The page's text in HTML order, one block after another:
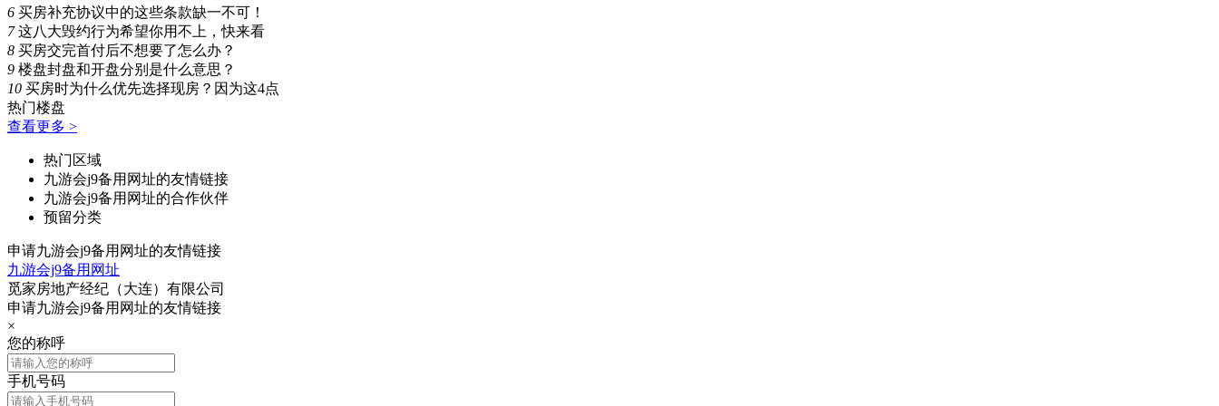
6 买房补充协议中的这些条款缺一不可！
7 这八大毁约行为希望你用不上，快来看
8 买房交完首付后不想要了怎么办？
9 楼盘封盘和开盘分别是什么意思？
10 买房时为什么优先选择现房？因为这4点
热门楼盘
查看更多 >
热门区域
九游会j9备用网址的友情链接
九游会j9备用网址的合作伙伴
预留分类
申请九游会j9备用网址的友情链接
九游会j9备用网址
觅家房地产经纪（大连）有限公司
申请九游会j9备用网址的友情链接
×
您的称呼
手机号码